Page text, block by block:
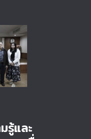
งค์
ารณ์
ชื่อม
เล
รู้และ